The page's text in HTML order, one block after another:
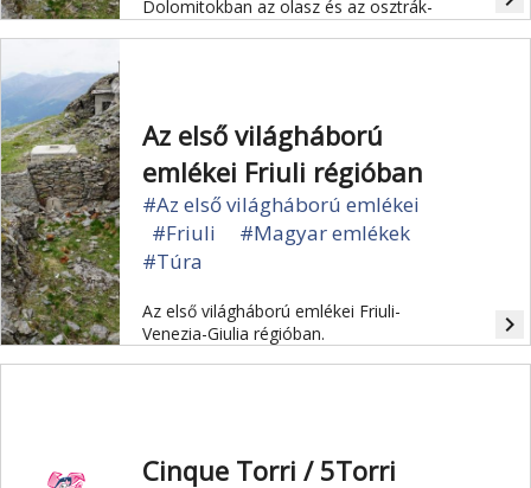
Dolomitokban az olasz és az osztrák-
Az első világháború
emlékei Friuli régióban
#Az első világháború emlékei
#Friuli
#Magyar emlékek
#Túra
Az első világháború emlékei Friuli-
Venezia-Giulia régióban.
navigate_next
Cinque Torri / 5Torri